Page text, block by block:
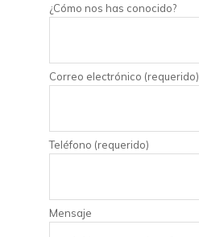
¿Cómo nos has conocido?
Correo electrónico (requerido)
Teléfono (requerido)
Mensaje